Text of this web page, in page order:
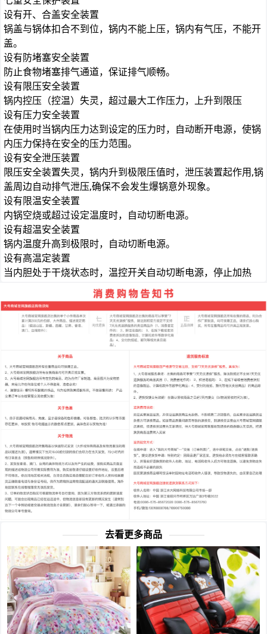
设有开、合盖安全装置
锅盖与锅体扣合不到位，锅内不能上压，锅内有气压，不能开
盖。
设有防堵塞安全装置
防止食物堵塞排气通道，保证排气顺畅。
设有限压安全装置
锅内控压（控温）失灵，超过最大工作压力，上升到限压
设有压力安全装置
在使用时当锅内压力达到设定的压力时，自动断开电源，使锅
内压力保持在安全的压力范围。
设有安全泄压装置
限压安全装置失灵，锅内升到极限压值时，泄压装置起作用,锅
盖周边自动排气泄压,确保不会发生爆锅意外现象。
设有限温安全装置
内锅空烧或超过设定温度时，自动切断电源。
设有超温安全装置
锅内温度升高到极限时，自动切断电源。
设有高温定装置
当内胆处于干烧状态时，温控开关自动切断电源，停止加热
去看更多商品